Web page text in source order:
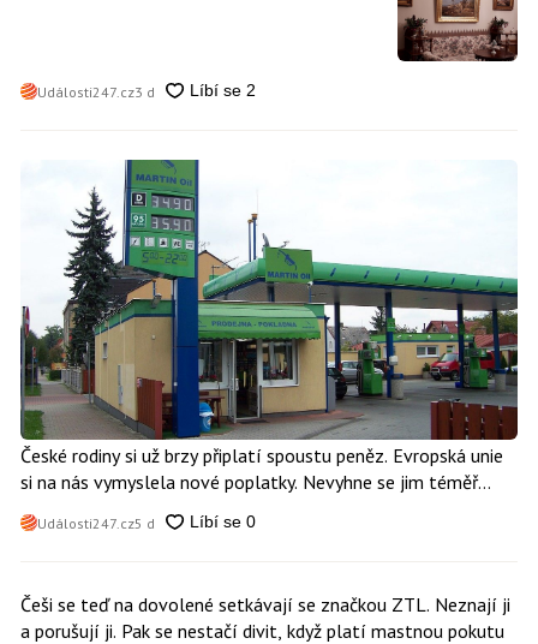
Události247.cz3 d
České rodiny si už brzy připlatí spoustu peněz. Evropská unie
si na nás vymyslela nové poplatky. Nevyhne se jim téměř
nikdo
Události247.cz5 d
Češi se teď na dovolené setkávají se značkou ZTL. Neznají ji
a porušují ji. Pak se nestačí divit, když platí mastnou pokutu